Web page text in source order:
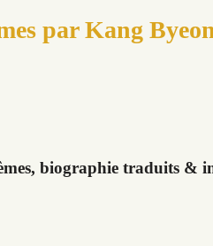
par Kang
biographie traduits &